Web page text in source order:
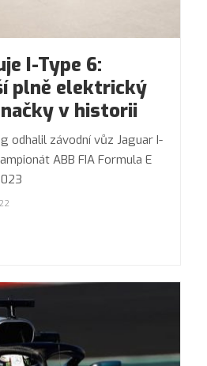
I-Type 6:
plně elektrický
v historii
odhalil závodní vůz Jaguar I-
ABB FIA Formula E